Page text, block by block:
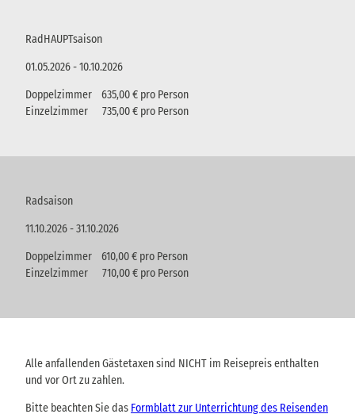
RadHAUPTsaison
01.05.2026 - 10.10.2026
Doppelzimmer 635,00 € pro Person
Einzelzimmer 735,00 € pro Person
Radsaison
11.10.2026 - 31.10.2026
Doppelzimmer 610,00 € pro Person
Einzelzimmer 710,00 € pro Person
Alle anfallenden Gästetaxen sind NICHT im Reisepreis enthalten
und vor Ort zu zahlen.
Bitte beachten Sie das Formblatt zur Unterrichtung des Reisenden